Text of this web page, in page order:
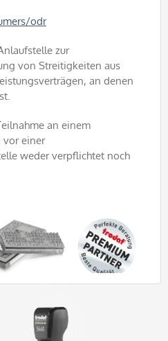
odr
zur
von Streitigkeiten aus
an denen
an einem
vor einer
weder verpflichtet noch